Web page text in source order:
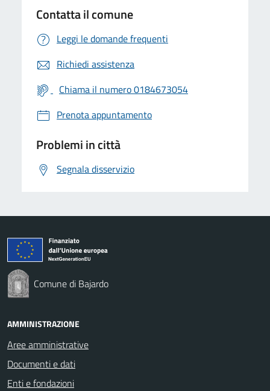
Contatta il comune
Leggi le domande frequenti
Richiedi assistenza
Chiama il numero 0184673054
Prenota appuntamento
Problemi in città
Segnala disservizio
Comune di Bajardo
AMMINISTRAZIONE
Aree amministrative
Documenti e dati
Enti e fondazioni